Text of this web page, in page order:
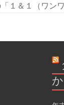
１＆１（ワン